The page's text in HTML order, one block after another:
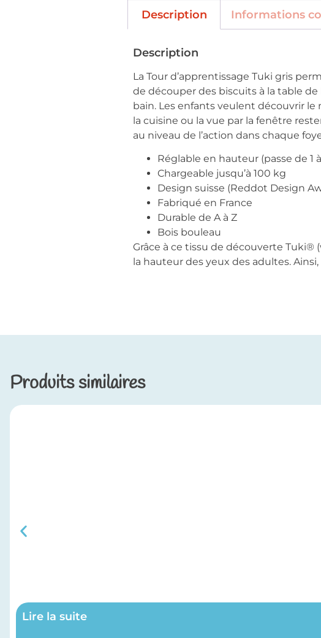
Description Informations
Description
La Tour d’apprentissage Tuki gris
de découper des biscuits à la table de
bain. Les enfants veulent découvrir le
la cuisine ou la vue par la fenêtre
au niveau de l’action dans chaque
Réglable en hauteur (passe de 1
Chargeable jusqu’à 100 kg
Design suisse (Reddot Design
Fabriqué en France
Durable de A à Z
Bois bouleau
Grâce à ce tissu de découverte Tuki®
la hauteur des yeux des adultes.
Produits similaires
Lire la suite